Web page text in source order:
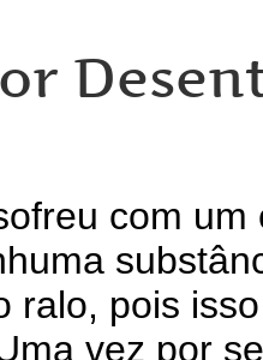
com
ralo, pois
vez por